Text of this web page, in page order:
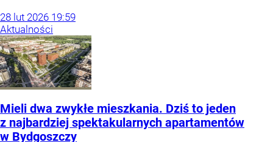
28 lut 2026 19:59
Aktualności
Mieli dwa zwykłe mieszkania. Dziś to jeden
z najbardziej spektakularnych apartamentów
w Bydgoszczy